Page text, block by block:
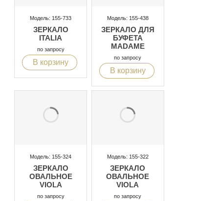
Модель: 155-733
ЗЕРКАЛО
ITALIA
по запросу
В корзину
Модель: 155-438
ЗЕРКАЛО ДЛЯ
БУФЕТА
MADAME
по запросу
В корзину
Модель: 155-324
ЗЕРКАЛО
ОВАЛЬНОЕ
VIOLA
по запросу
Модель: 155-322
ЗЕРКАЛО
ОВАЛЬНОЕ
VIOLA
по запросу